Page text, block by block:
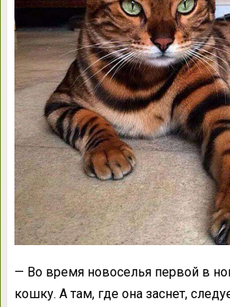
— Во время новоселья первой в
кошку. А там, где она заснет,